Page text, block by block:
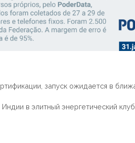
запуск ожидается в
в элитный энергетический клуб